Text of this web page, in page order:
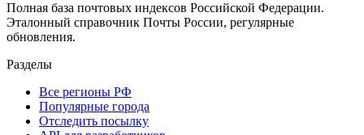
Полная база почтовых индексов Российской Федерации.
Эталонный справочник Почты России, регулярные
обновления.
Разделы
Все регионы РФ
Популярные города
Отследить посылку